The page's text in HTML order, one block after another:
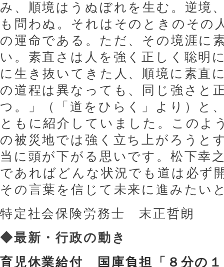
み、順境はうぬぼれを生む。逆境
も問わぬ。それはそのときのその
の運命である。ただ、その境涯に
い。素直さは人を強く正しく聡明
に生き抜いてきた人、順境に素直
の道程は異なっても、同じ強さと
つ。」（「道をひらく」より）と
ともに紹介していました。このよ
の被災地では強く立ち上がろうと
当に頭が下がる思いです。松下幸
であればどんな状況でも道は必ず
その言葉を信じて未来に進みたい
特定社会保険労務士 末正哲朗
◆最新・行政の動き
育児休業給付 国庫負担「８分の